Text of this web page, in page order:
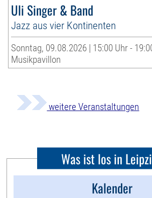
Uli Singer & Band
Jazz aus vier Kontinenten
Sonntag, 09.08.2026 | 15:00 Uhr -
Musikpavillon
weitere Veranstaltungen
Was ist los in
Kalender